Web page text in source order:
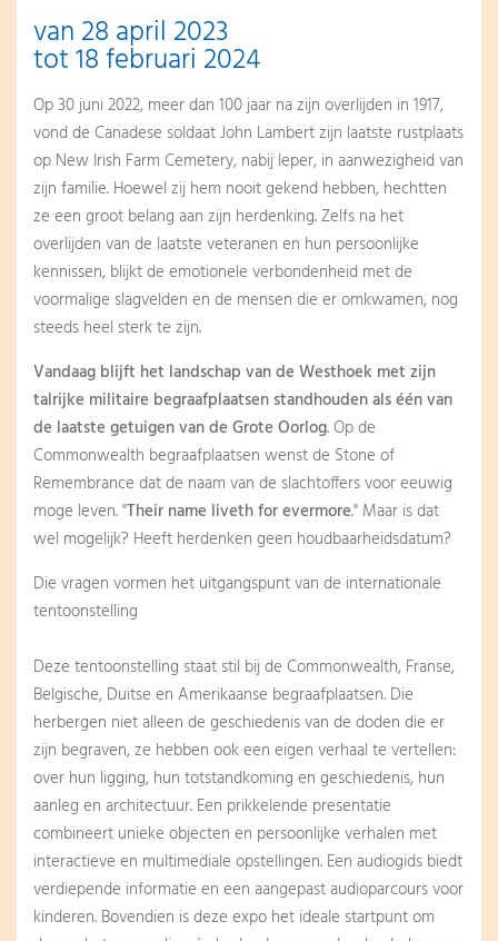
van 28 april 2023
tot 18 februari 2024
Op 30 juni 2022, meer dan 100 jaar na zijn overlijden in 1917,
vond de Canadese soldaat John Lambert zijn laatste rustplaats
op New Irish Farm Cemetery, nabij Ieper, in aanwezigheid van
zijn familie. Hoewel zij hem nooit gekend hebben, hechtten
ze een groot belang aan zijn herdenking. Zelfs na het
overlijden van de laatste veteranen en hun persoonlijke
kennissen, blijkt de emotionele verbondenheid met de
voormalige slagvelden en de mensen die er omkwamen, nog
steeds heel sterk te zijn.
Vandaag blijft het landschap van de Westhoek met zijn
talrijke militaire begraafplaatsen standhouden als één van
de laatste getuigen van de Grote Oorlog. Op de
Commonwealth begraafplaatsen wenst de Stone of
Remembrance dat de naam van de slachtoffers voor eeuwig
moge leven. "Their name liveth for evermore." Maar is dat
wel mogelijk? Heeft herdenken geen houdbaarheidsdatum?
Die vragen vormen het uitgangspunt van de internationale
tentoonstelling
Deze tentoonstelling staat stil bij de Commonwealth, Franse,
Belgische, Duitse en Amerikaanse begraafplaatsen. Die
herbergen niet alleen de geschiedenis van de doden die er
zijn begraven, ze hebben ook een eigen verhaal te vertellen:
over hun ligging, hun totstandkoming en geschiedenis, hun
aanleg en architectuur. Een prikkelende presentatie
combineert unieke objecten en persoonlijke verhalen met
interactieve en multimediale opstellingen. Een audiogids biedt
verdiepende informatie en een aangepast audioparcours voor
kinderen. Bovendien is deze expo het ideale startpunt om